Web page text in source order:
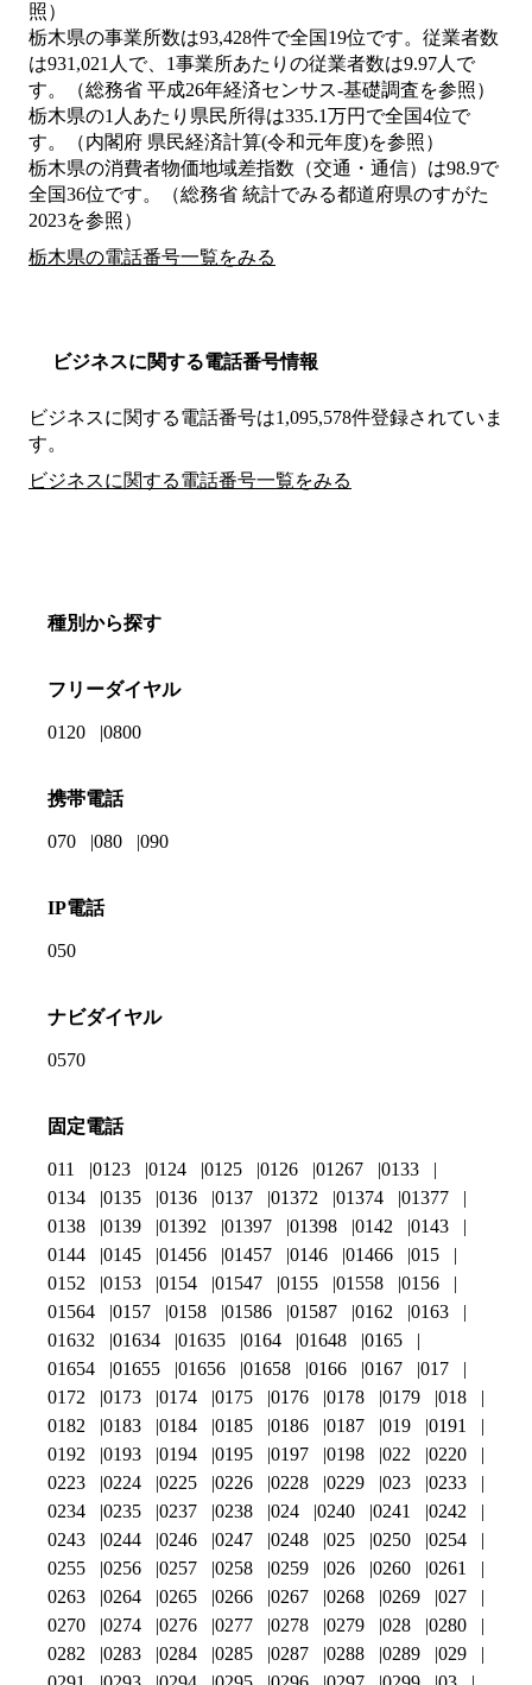
照）
栃木県の事業所数は93,428件で全国19位です。従業者数
は931,021人で、1事業所あたりの従業者数は9.97人で
す。（総務省 平成26年経済センサス‐基礎調査を参照）
栃木県の1人あたり県民所得は335.1万円で全国4位で
す。（内閣府 県民経済計算(令和元年度)を参照）
栃木県の消費者物価地域差指数（交通・通信）は98.9で
全国36位です。（総務省 統計でみる都道府県のすがた
2023を参照）
栃木県の電話番号一覧をみる
ビジネスに関する電話番号情報
ビジネスに関する電話番号は1,095,578件登録されていま
す。
ビジネスに関する電話番号一覧をみる
種別から探す
フリーダイヤル
0120 0800
携帯電話
070 080 090
IP電話
050
ナビダイヤル
0570
固定電話
011 0123 0124 0125 0126 01267
0133
0134
0135 0136 0137 01372 01374
01377
0138
0139 01392 01397 01398 0142
0143
0144
0145 01456 01457 0146 01466
015
0152
0153 0154 01547 0155 01558
0156
01564
0157 0158 01586 01587 0162
0163
01632
01634 01635 0164 01648
0165
01654
01655 01656 01658 0166 0167
017
0172
0173 0174 0175 0176 0178 0179
018
0182
0183 0184 0185 0186 0187 019
0191
0192
0193 0194 0195 0197 0198 022
0220
0223
0224 0225 0226 0228 0229 023
0233
0234
0235 0237 0238 024 0240 0241
0242
0243
0244 0246 0247 0248 025 0250
0254
0255
0256 0257 0258 0259 026 0260
0261
0263
0264 0265 0266 0267 0268 0269
027
0270
0274 0276 0277 0278 0279 028
0280
0282
0283 0284 0285 0287 0288 0289
029